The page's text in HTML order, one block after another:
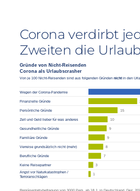
Corona verdirbt
Zweiten die